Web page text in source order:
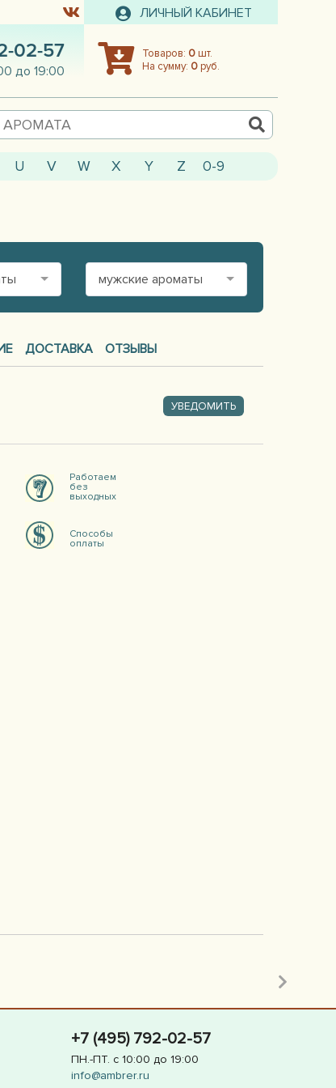
ЛИЧНЫЙ КАБИНЕТ
Товаров: 0шт.
На сумму: 0руб.
02-57
до 19:00
U V W X Y Z 0-9
мужские ароматы
ДОСТАВКА ОТЗЫВЫ
УВЕДОМИТЬ
Работаем
без
выходных
Способы
оплаты
+7 (495) 792-02-57
ПН.-ПТ. с 10:00 до 19:00
info@ambrer.ru